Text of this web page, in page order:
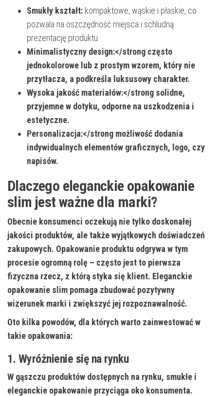
Smukły kształt: kompaktowe, wąskie i płaskie, co
pozwala na oszczędność miejsca i schludną
prezentację produktu.
Minimalistyczny design:</strong często
jednokolorowe lub z prostym wzorem, który nie
przytłacza, a podkreśla luksusowy charakter.
Wysoka jakość materiałów:</strong solidne,
przyjemne w dotyku, odporne na uszkodzenia i
estetyczne.
Personalizacja:</strong możliwość dodania
indywidualnych elementów graficznych, logo, czy
napisów.
Dlaczego eleganckie opakowanie
slim jest ważne dla marki?
Obecnie konsumenci oczekują nie tylko doskonałej
jakości produktów, ale także wyjątkowych doświadczeń
zakupowych. Opakowanie produktu odgrywa w tym
procesie ogromną rolę – często jest to pierwsza
fizyczna rzecz, z którą styka się klient. Eleganckie
opakowanie slim pomaga zbudować pozytywny
wizerunek marki i zwiększyć jej rozpoznawalność.
Oto kilka powodów, dla których warto zainwestować w
takie opakowania:
1. Wyróżnienie się na rynku
W gąszczu produktów dostępnych na rynku, smukłe i
eleganckie opakowanie przyciąga oko konsumenta.